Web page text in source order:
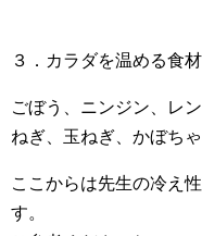
３．カラダを温める食
ごぼう、ニンジン、レ
ねぎ、玉ねぎ、かぼち
ここからは先生の冷え
す。